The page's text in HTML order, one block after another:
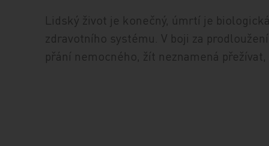
Lidský život je konečný, úmrtí je
zdravotního systému. V boji za
přání nemocného, žít neznamená přežívat,